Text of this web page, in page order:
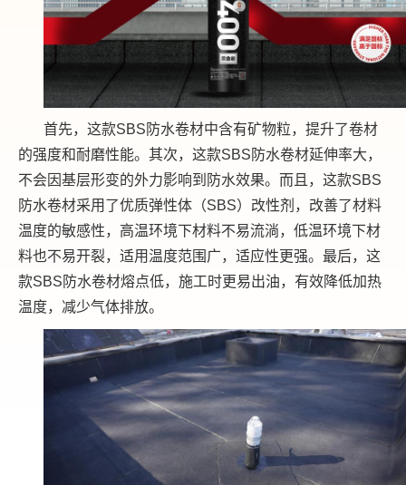
首先，这款SBS防水卷材中含有矿物粒，提升了卷材
的强度和耐磨性能。其次，这款SBS防水卷材延伸率大，
不会因基层形变的外力影响到防水效果。而且，这款SBS
防水卷材采用了优质弹性体（SBS）改性剂，改善了材料
温度的敏感性，高温环境下材料不易流淌，低温环境下材
料也不易开裂，适用温度范围广，适应性更强。最后，这
款SBS防水卷材熔点低，施工时更易出油，有效降低加热
温度，减少气体排放。